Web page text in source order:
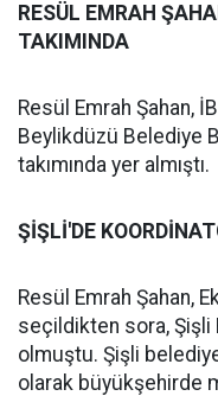
RESÜL EMRAH
TAKIMINDA
Resül Emrah Şahan,
Beylikdüzü Belediye
takımında yer almıştı.
ŞİŞLİ'DE
Resül Emrah Şahan,
seçildikten sora,
olmuştu. Şişli
olarak büyükşehirde